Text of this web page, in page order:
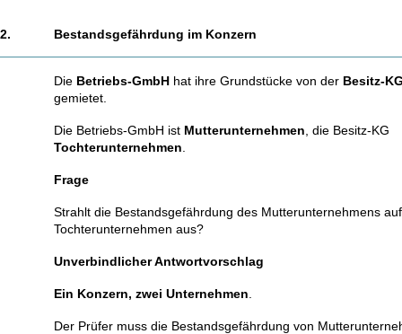
2. Bestandsgefährdung im Konzern
Die Betriebs-GmbH hat ihre Grundstücke von der Besitz-
gemietet.
Die Betriebs-GmbH ist Mutterunternehmen , die Besitz-KG
Tochterunternehmen
Frage
Strahlt die Bestandsgefährdung des Mutterunternehmens
Tochterunternehmen aus?
Unverbindlicher Antwortvorschlag
Ein Konzern, zwei Unternehmen
Der Prüfer muss die Bestandsgefährdung von